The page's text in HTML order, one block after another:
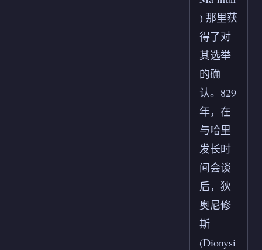
) 那里获
得了对
其选举
的确
认。829
年，在
与哈里
发长时
间会谈
后，狄
奥尼修
斯
(Dionysi